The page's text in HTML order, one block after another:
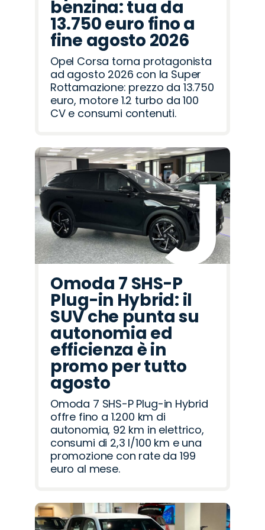
benzina: tua da
13.750 euro fino a
fine agosto 2026
Opel Corsa torna protagonista
ad agosto 2026 con la Super
Rottamazione: prezzo da 13.750
euro, motore 1.2 turbo da 100
CV e consumi contenuti.
Omoda 7 SHS-P
Plug-in Hybrid: il
SUV che punta su
autonomia ed
efficienza è in
promo per tutto
agosto
Omoda 7 SHS-P Plug-in Hybrid
offre fino a 1.200 km di
autonomia, 92 km in elettrico,
consumi di 2,3 l/100 km e una
promozione con rate da 199
euro al mese.